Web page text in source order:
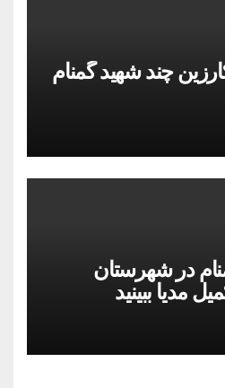
چند شهید گمنام
گمنام در شهرستان
مدیا ببینید